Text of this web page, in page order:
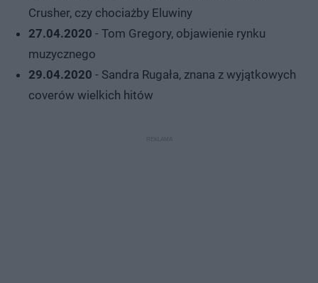
Crusher, czy chociażby Eluwiny
27.04.2020 - Tom Gregory, objawienie rynku
muzycznego
29.04.2020 - Sandra Rugała, znana z wyjątkowych
coverów wielkich hitów